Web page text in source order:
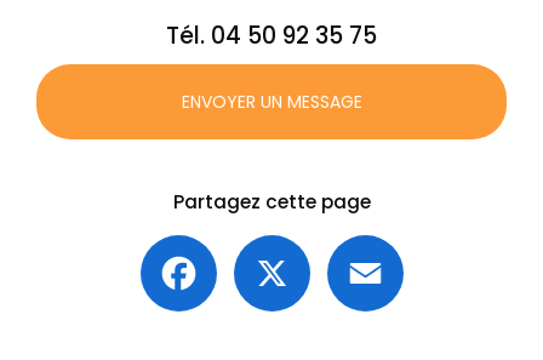
Tél. 04 50 92 35 75
ENVOYER UN MESSAGE
Partagez cette page
Facebook